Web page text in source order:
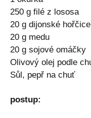
250 g filé z lososa
20 g dijonské hořčice
20 g medu
20 g sojové omáčky
Olivový olej podle
Sůl, pepř na chuť
postup: